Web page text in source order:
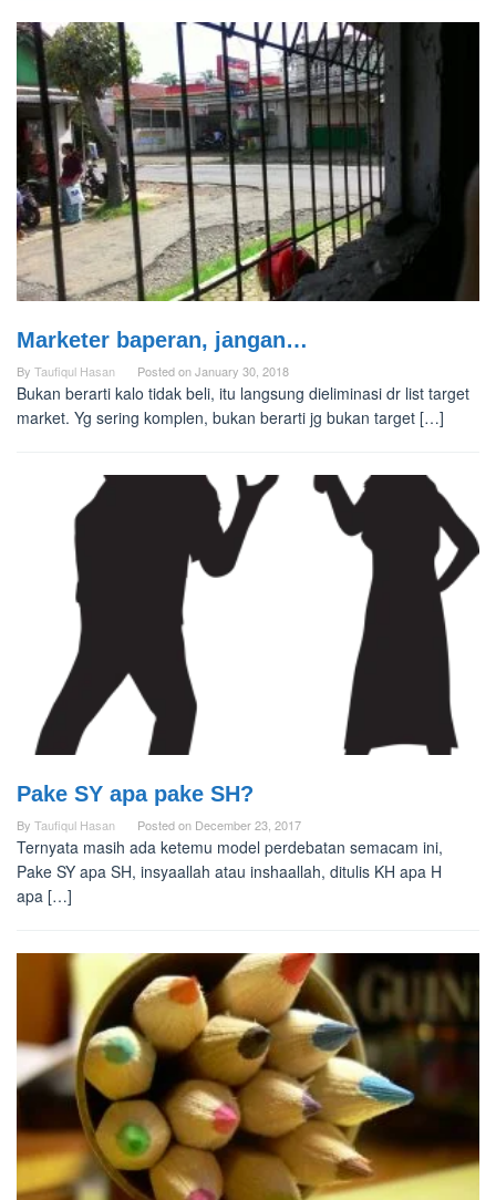
Marketer baperan, jangan…
By Taufiqul Hasan Posted onJanuary 30, 2018
Bukan berarti kalo tidak beli, itu langsung dieliminasi dr list target
market. Yg sering komplen, bukan berarti jg bukan target […]
Pake SY apa pake SH?
By Taufiqul Hasan Posted on December 23, 2017
Ternyata masih ada ketemu model perdebatan semacam ini,
Pake SY apa SH, insyaallah atau inshaallah, ditulis KH apa H
apa […]